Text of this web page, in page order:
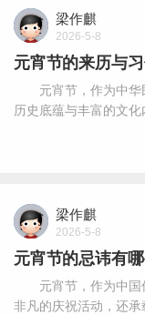
梁作麒
2026-5-8
元宵节的来历与
元宵节，作为中华
历史底蕴与丰富的文化
梁作麒
2026-5-8
元宵节的忌讳有
元宵节，作为中国
非凡的庆祝活动，还承